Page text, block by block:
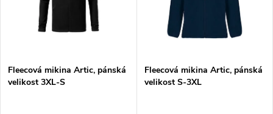
p
s
p
Fleecová mikina Artic, pánská
velikost 3XL-S
Fleecová mikina Artic, pánská
velikost S-3XL